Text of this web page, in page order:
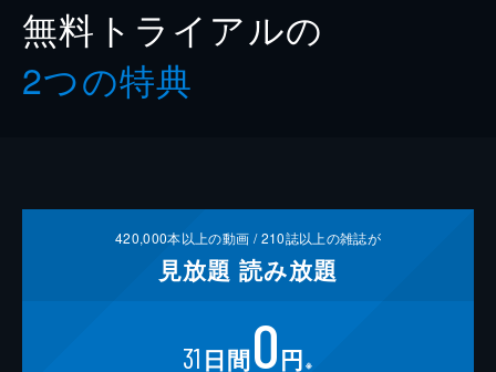
無料トライアルの
2つの特典
420,000本以上の動画 /210誌以上の雑誌が
見放題 読み放題
31 日間0円 ※